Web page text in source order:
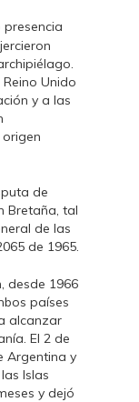
presencia
Unido
y a las
de
Bretaña, tal
de las
de 1965.
desde 1966
países
alcanzar
El 2 de
Argentina y
Islas
y dejó